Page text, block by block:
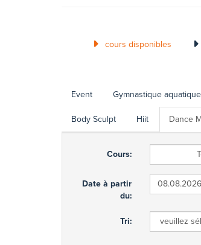
cours disponibles
Event Gymnastique aquatique
Body Sculpt Hiit Dance
Cours:
Date à partir
du:
Tri: